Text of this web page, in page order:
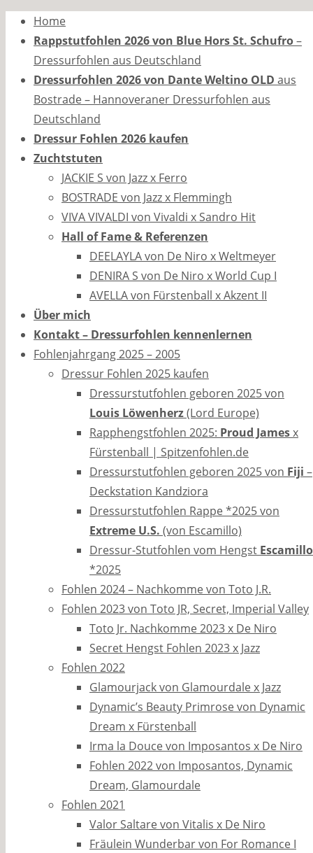
Zum
Inhalt
springen
Home
Rappstutfohlen 2026 von Blue Hors St. Schufro–
Dressurfohlen aus Deutschland
Dressurfohlen 2026 von Dante Weltino OLD aus
Bostrade – Hannoveraner Dressurfohlen aus
Deutschland
Dressur Fohlen 2026 kaufen
Zuchtstuten
JACKIE S von Jazz x Ferro
BOSTRADE von Jazz x Flemmingh
VIVA VIVALDI von Vivaldi x Sandro Hit
Hall of Fame & Referenzen
DEELAYLA von De Niro x Weltmeyer
DENIRA S von De Niro x World Cup I
AVELLA von Fürstenball x Akzent II
Über mich
Kontakt – Dressurfohlen kennenlernen
Fohlenjahrgang 2025 – 2005
Dressur Fohlen 2025 kaufen
Dressurstutfohlen geboren 2025 von
Louis Löwenherz(Lord Europe)
Rapphengstfohlen 2025: Proud Jamesx
Fürstenball | Spitzenfohlen.de
Dressurstutfohlen geboren 2025 von Fiji –
Deckstation Kandziora
Dressurstutfohlen Rappe *2025 von
Extreme U.S. (von Escamillo)
Dressur-Stutfohlen vom Hengst Escamillo
*2025
Fohlen 2024 – Nachkomme von Toto J.R.
Fohlen 2023 von Toto JR, Secret, Imperial Valley
Toto Jr. Nachkomme 2023 x De Niro
Secret Hengst Fohlen 2023 x Jazz
Fohlen 2022
Glamourjack von Glamourdale x Jazz
Dynamic’s Beauty Primrose von Dynamic
Dream x Fürstenball
Irma la Douce von Imposantos x De Niro
Fohlen 2022 von Imposantos, Dynamic
Dream, Glamourdale
Fohlen 2021
Valor Saltare von Vitalis x De Niro
Fräulein Wunderbar von For Romance I